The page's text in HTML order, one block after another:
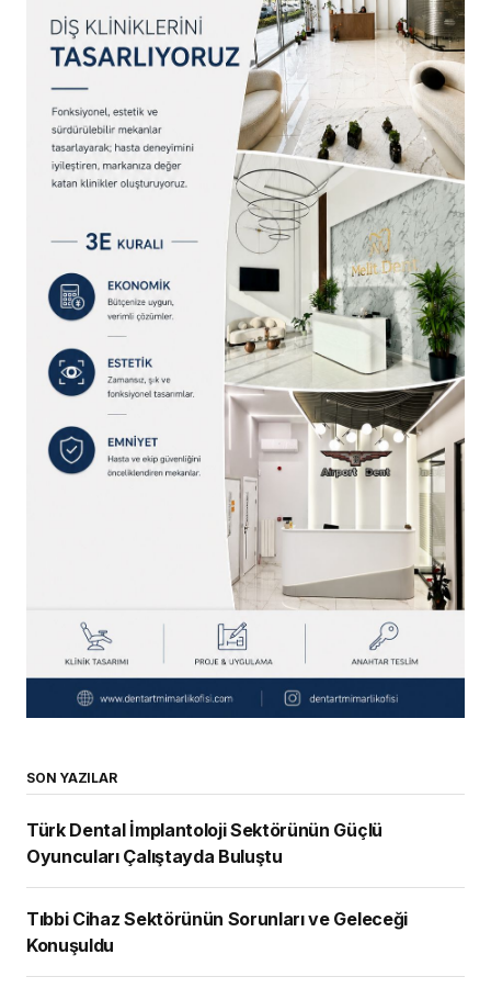
SON YAZILAR
Türk Dental İmplantoloji Sektörünün Güçlü
Oyuncuları Çalıştayda Buluştu
Tıbbi Cihaz Sektörünün Sorunları ve Geleceği
Konuşuldu